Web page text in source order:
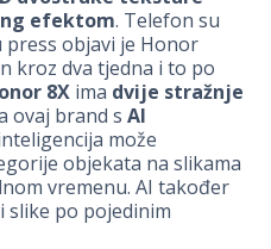
efektom. Telefon su
objavi je Honor
kroz dva tjedna i to po
8X ima dvije stražnje
ovaj brand s AI
može
objekata na slikama
vremenu. AI također
po pojedinim